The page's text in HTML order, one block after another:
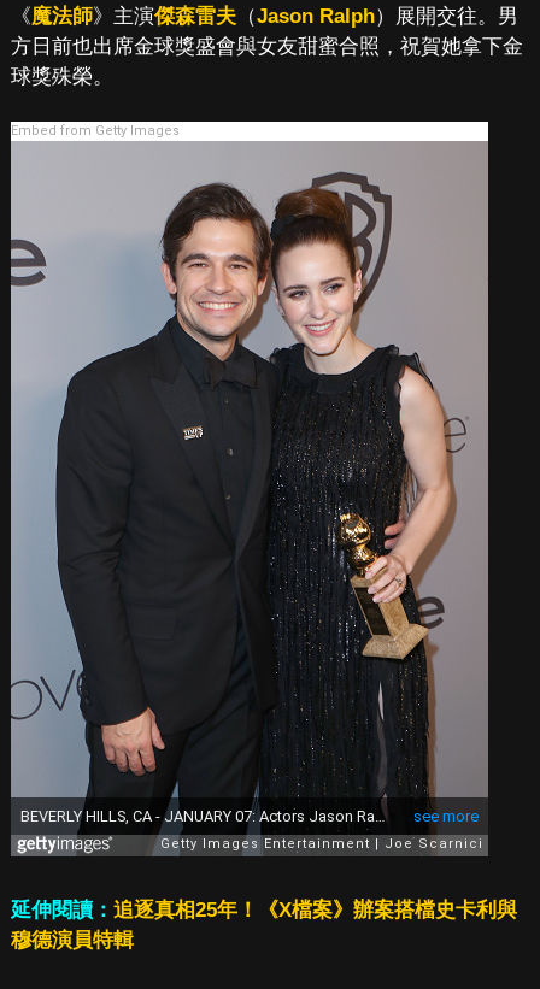
《魔法師》主演傑森雷夫（Jason Ralph）展開交往。男
方日前也出席金球獎盛會與女友甜蜜合照，祝賀她拿下金
球獎殊榮。
Embed from Getty Images
延伸閱讀： 追逐真相25年！《X檔案》辦案搭檔史卡利與
穆德演員特輯